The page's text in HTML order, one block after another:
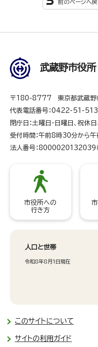
前のページへ戻
武蔵野市役所
〒180-8777 東京都武蔵野
代表電話番号：0422-51-
閉庁日：土曜日・日曜日、祝休
受付時間：午前8時30分から
法人番号：8000020132039（
市役所への
行き方
人口と世帯
令和8年8月1日現在
このサイトについて
サイトの利用ガイド